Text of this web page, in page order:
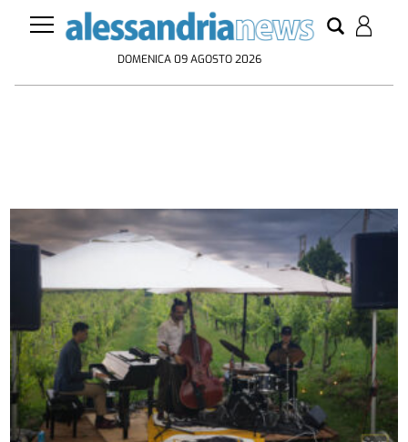
DOMENICA 09 AGOSTO 2026